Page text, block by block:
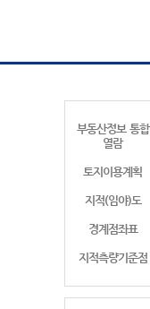
부동산정보 통합
열람
토지이용계획
지적(임야)도
경계점좌표
지적측량기준점